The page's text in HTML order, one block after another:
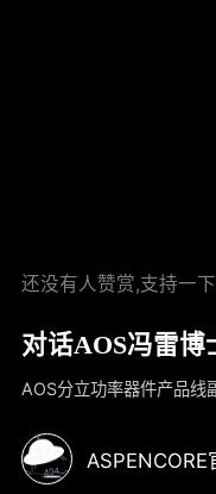
还没有人赞赏,支持一下
对话AOS冯雷
导体战略纵深
ASPENCORE